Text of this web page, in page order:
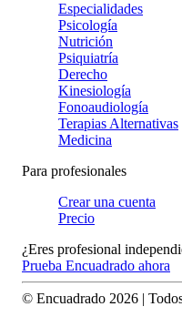
Especialidades
Psicología
Nutrición
Psiquiatría
Derecho
Kinesiología
Fonoaudiología
Terapias Alternativas
Medicina
Para profesionales
Crear una cuenta
Precio
¿Eres profesional
Prueba Encuadrado ahora
© Encuadrado 2026 |